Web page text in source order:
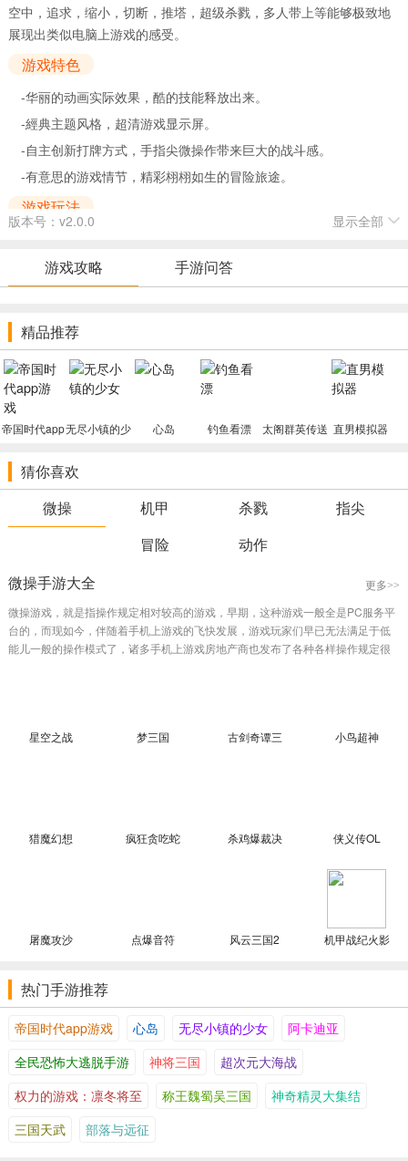
空中，追求，缩小，切断，推塔，超级杀戮，多人带上等能够极致地
展现出类似电脑上游戏的感受。
游戏特色
-华丽的动画实际效果，酷的技能释放出来。
-經典主题风格，超清游戏显示屏。
-自主创新打牌方式，手指尖微操作带来巨大的战斗感。
-有意思的游戏情节，精彩栩栩如生的冒险旅途。
游戏玩法
应用虚似双遥杆操纵，等同于主机操作。根据粒子效果的物理模
拟，造就一个很酷的铠甲来对抗画面。在感受虚似双遥杆操纵的与此
2.清凉的超重型机甲，手掌心猛烈对抗
玩家能够在重要时刻在0.1秒内换掉各种各样炫酷的超重型机甲。超
重型机甲有着不凡的战斗能力，而且有着十座战场的荣誉。强劲的专
享技能能够一瞬间解决很多的妖怪，并具有逆转乾坤的功效。
3.摆脱传统式设定，重设英雄能量
间不会再仅仅聘请，反而是一个真真正正的小伙伴，每一个英雄都是
有不逊于主人公的丰富的持续技能，杀戮，宽阔的升职空间和充分发
挥，让玩家持续探索，打造出自己最強的反叛精英团队。
4.新的作战系统，运行电子竞赛风潮
带给你最激情的战斗，全新升级的手工制作战斗技能组成模式，丰
我们的目标是一举战胜BOSS返回故乡。
版本号：v2.0.0 显示全部
游戏攻略 手游问答
精品推荐
帝国时代app无尽小镇的少
心岛 钓鱼看漂
太阁群英传送 直男模拟器
猜你喜欢
微操
机甲 杀戮
指尖
冒险
动作
微操手游大全
更多>>
微操游戏，就是指操作规定相对较高的游戏，早期，这种游戏一般全是PC服务平
台的，而现如今，伴随着手机上游戏的飞快发展，游戏玩家们早已无法满足于低
能儿一般的操作模式了，诸多手机上游戏房地产商也发布了各种各样操作规定很
星空之战 梦三国 古剑奇谭三 小鸟超神
猎魔幻想 疯狂贪吃蛇 杀鸡爆裁决 侠义传OL
屠魔攻沙 点爆音符 风云三国2 机甲战纪火影
热门手游推荐
帝国时代app游戏 心岛 无尽小镇的少女
阿卡迪亚
全民恐怖大逃脱手游
神将三国
超次元大海战
权力的游戏：凛冬将至
称王魏蜀吴三国
神奇精灵大集结
三国天武
部落与远征